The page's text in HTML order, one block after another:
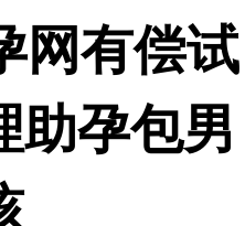
网有偿试
助孕包男